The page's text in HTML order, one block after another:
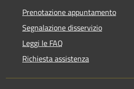
Prenotazione appuntamento
Segnalazione disservizio
Leggi le FAQ
Richiesta assistenza